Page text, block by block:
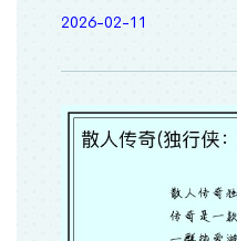
2026-02-11